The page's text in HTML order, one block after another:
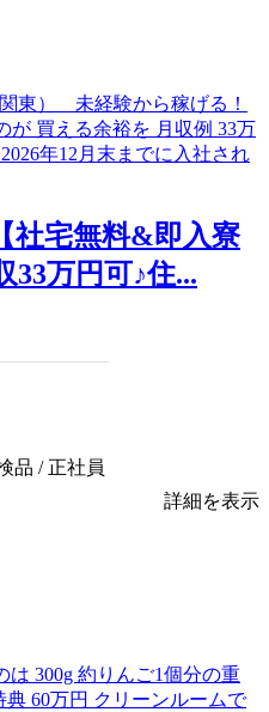
社宅無料&即入寮
33万円可♪住...
品 / 正社員
詳細を表示